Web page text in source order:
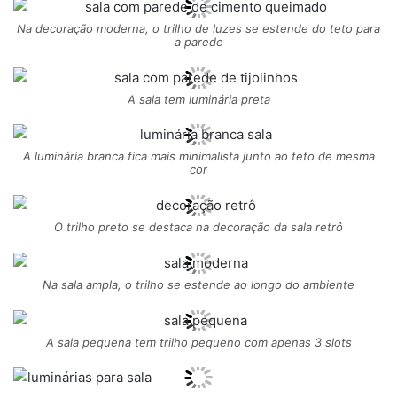
Na decoração moderna, o trilho de luzes se estende do teto para
a parede
A sala tem luminária preta
A luminária branca fica mais minimalista junto ao teto de mesma
cor
O trilho preto se destaca na decoração da sala retrô
Na sala ampla, o trilho se estende ao longo do ambiente
A sala pequena tem trilho pequeno com apenas 3 slots